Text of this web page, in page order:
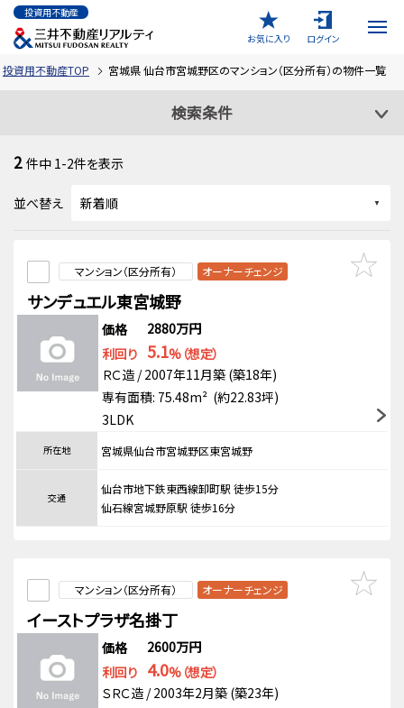
投資用不動産
お気に入り
ログイン
投資用不動産TOP 宮城県 仙台市宮城野区のマンション（区分所有）の物件一覧
検索条件
2 件中 1-2件を表示
並べ替え
マンション（区分所有） オーナーチェンジ
サンデュエル東宮城野
価格
2880万円
利回り 5.1%（想定）
ＲＣ造 / 2007年11月築 (築18年)
専有面積: 75.48m² (約22.83坪)
3LDK
所在地 宮城県仙台市宮城野区東宮城野
交通
仙台市地下鉄東西線卸町駅 徒歩15分
仙石線宮城野原駅 徒歩16分
マンション（区分所有） オーナーチェンジ
イーストプラザ名掛丁
価格
2600万円
利回り 4.0%（想定）
ＳＲＣ造 / 2003年2月築 (築23年)